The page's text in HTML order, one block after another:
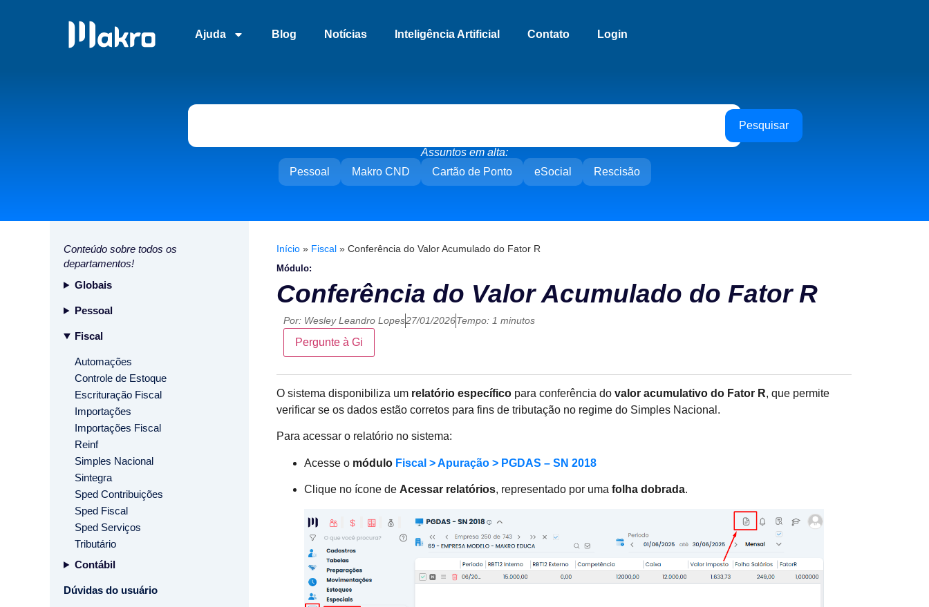
Ajuda Blog Notícias Inteligência Artificial Contato Login
Pesquisar
Assuntos em alta:
Pessoal
Makro CND Cartão de Ponto eSocial Rescisão
Conteúdo sobre todos os
departamentos!
Globais
Pessoal
Fiscal
Automações
Controle de Estoque
Escrituração Fiscal
Importações
Importações Fiscal
Reinf
Simples Nacional
Sintegra
Sped Contribuições
Sped Fiscal
Sped Serviços
Tributário
Contábil
Dúvidas do usuário
Início » Fiscal » Conferência do Valor Acumulado do Fator R
Módulo:
Conferência do Valor Acumulado do Fator R
Por: Wesley Leandro Lopes27/01/2026Tempo: 1 minutos
Pergunte à Gi
O sistema disponibiliza um relatório específico para conferência do valor acumulativo do Fator R, que permite
verificar se os dados estão corretos para fins de tributação no regime do Simples Nacional.
Para acessar o relatório no sistema:
Acesse o módulo Fiscal > Apuração > PGDAS – SN 2018
Clique no ícone de Acessar relatórios, representado por uma folha dobrada.